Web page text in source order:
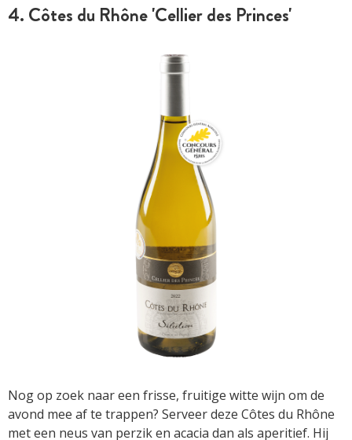
4. Côtes du Rhône 'Cellier des Princes'
Nog op zoek naar een frisse, fruitige witte wijn om de
avond mee af te trappen? Serveer deze Côtes du Rhône
met een neus van perzik en acacia dan als aperitief. Hij